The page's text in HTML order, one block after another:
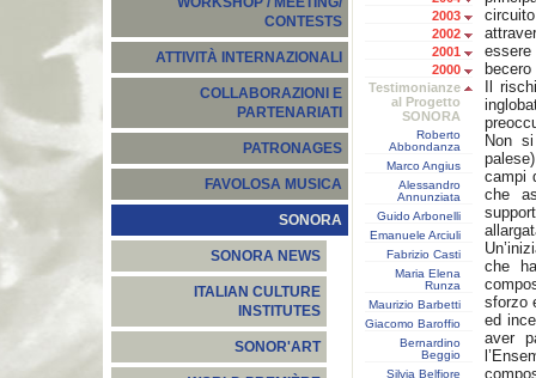
CONTESTS
ATTIVITÀ INTERNAZIONALI
COLLABORAZIONI E
PARTENARIATI
PATRONAGES
FAVOLOSA MUSICA
SONORA
SONORA NEWS
ITALIAN CULTURE
INSTITUTES
SONOR'ART
2003
2002
2001
2000
Testimonianze
al Progetto
SONORA
Roberto
Abbondanza
Marco Angius
Alessandro
Annunziata
Guido Arbonelli
Emanuele Arciuli
Fabrizio Casti
Maria Elena
Runza
Maurizio Barbetti
Giacomo Baroffio
Bernardino
Beggio
Silvia Belfiore
Il
Non
campi
che
che
sforzo
ed
aver